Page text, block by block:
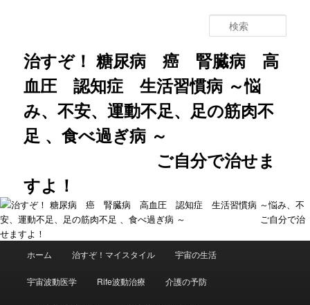
治すぞ！ 糖尿病 癌 腎臓病 高
血圧 認知症 生活習慣病 ～悩
み、不安、運動不足、足の筋肉不
足 、食べ過ぎ病 ～
ご自分で治せま
すよ！
索
ホーム 治すぞ！マイスタイル 宇宙の生活
宇宙波動医学 Rife波動治療 介護の予防